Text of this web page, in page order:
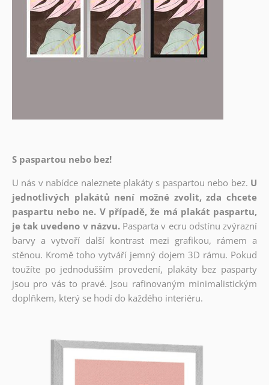
S paspartou nebo bez!
U nás v nabídce naleznete plakáty s paspartou nebo bez. U
jednotlivých plakátů není možné zvolit, zda chcete
paspartu nebo ne. V případě, že má plakát paspartu,
je tak uvedeno v názvu. Pasparta v ecru odstínu zvýrazní
barvy a vytvoří další kontrast mezi grafikou, rámem a
stěnou. Kromě toho vytváří jemný dojem 3D rámu. Pokud
toužíte po jednodušším provedení, plakáty bez pasparty
jsou pro vás to pravé. Jsou rafinovaným minimalistickým
doplňkem, který se hodí do každého interiéru.